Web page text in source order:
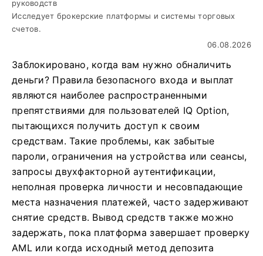
руководств
Исследует брокерские платформы и системы торговых
счетов.
06.08.2026
Заблокировано, когда вам нужно обналичить
деньги? Правила безопасного входа и выплат
являются наиболее распространенными
препятствиями для пользователей IQ Option,
пытающихся получить доступ к своим
средствам. Такие проблемы, как забытые
пароли, ограничения на устройства или сеансы,
запросы двухфакторной аутентификации,
неполная проверка личности и несовпадающие
места назначения платежей, часто задерживают
снятие средств. Вывод средств также можно
задержать, пока платформа завершает проверку
AML или когда исходный метод депозита